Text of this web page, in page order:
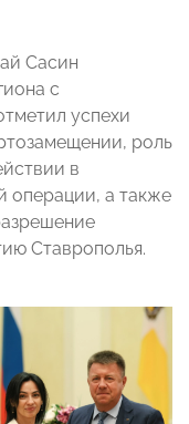
Сасин
с
успехи
роль
в
операции, а также
Ставрополья.